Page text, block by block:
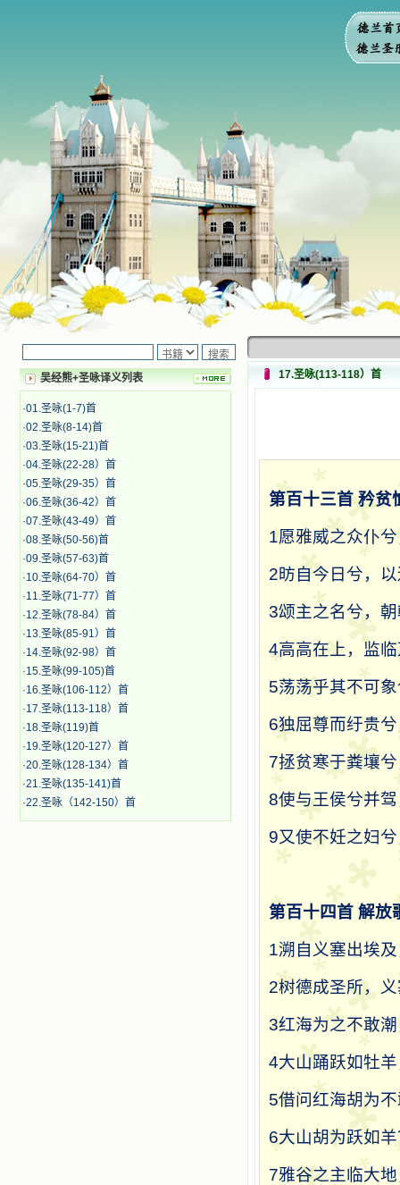
吴经熊+圣咏译义列表
·01.圣咏(1-7)首
·02.圣咏(8-14)首
·03.圣咏(15-21)首
·04.圣咏(22-28）首
·05.圣咏(29-35）首
·06.圣咏(36-42）首
·07.圣咏(43-49）首
·08.圣咏(50-56)首
·09.圣咏(57-63)首
·10.圣咏(64-70）首
·11.圣咏(71-77）首
·12.圣咏(78-84）首
·13.圣咏(85-91）首
·14.圣咏(92-98）首
·15.圣咏(99-105)首
·16.圣咏(106-112）首
·17.圣咏(113-118）首
·18.圣咏(119)首
·19.圣咏(120-127）首
·20.圣咏(128-134）首
·21.圣咏(135-141)首
·22.圣咏（142-150）首
17.圣咏(113-118）首
第百十三首 矜贫
1愿雅威之众仆
2昉自今日兮，
3颂主之名兮，
4高高在上，监
5荡荡乎其不可
6独屈尊而纡贵
7拯贫寒于粪壤
8使与王侯兮并
9又使不妊之妇
第百十四首 解放
1溯自义塞出埃
2树德成圣所，
3红海为之不敢
4大山踊跃如牡
5借问红海胡为
6大山胡为跃如
7雅谷之主临大